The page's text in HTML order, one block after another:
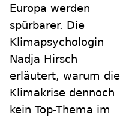
Europa werden
spürbarer. Die
Klimapsychologin
Nadja Hirsch
erläutert, warum die
Klimakrise dennoch
kein Top-Thema im